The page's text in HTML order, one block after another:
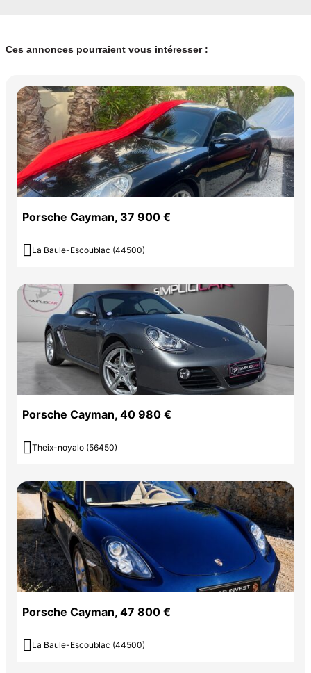
Ces annonces pourraient vous intéresser :
Porsche Cayman, 37 900 €
 La Baule-Escoublac (44500)
Porsche Cayman, 40 980 €
 Theix-noyalo (56450)
Porsche Cayman, 47 800 €
 La Baule-Escoublac (44500)